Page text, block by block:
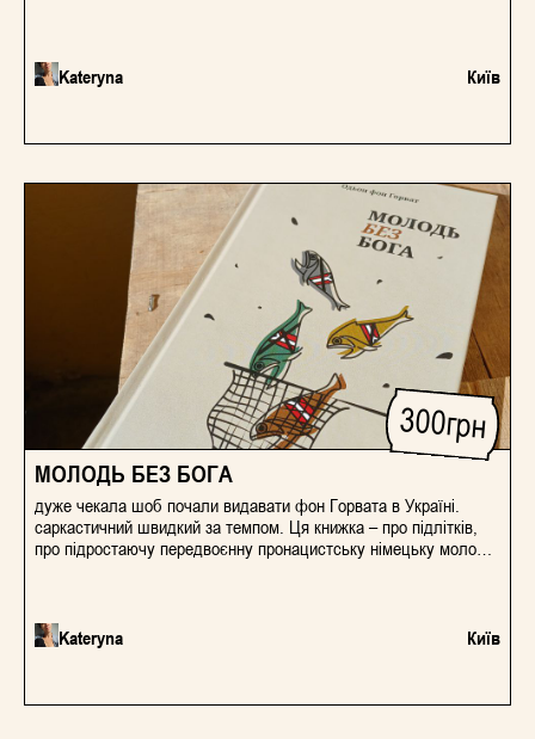
Kateryna Київ
300грн
МОЛОДЬ БЕЗ БОГА
дуже чекала шоб почали видавати фон Горвата в Україні.
саркастичний швидкий за темпом. Ця книжка – про підлітків,
про підростаючу передвоєнну пронацистську німецьку молодь,
ставлення до інших. Нацистська молодь живе і зростає без
правди, легко даючи засліпити себе брехнею й обманом,
Kateryna Київ